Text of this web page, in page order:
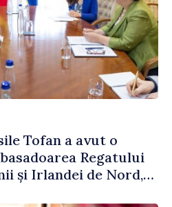
Tofan a avut o
Regatului
și Irlandei de Nord,